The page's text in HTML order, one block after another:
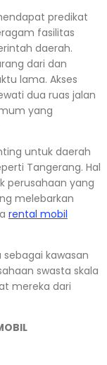
predikat
fasilitas
daerah.
dari dan
lama. Akses
dua ruas jalan
yang
untuk daerah
Tangerang. Hal
perusahaan yang
melebarkan
rental mobil
kawasan
swasta skala
mereka dari